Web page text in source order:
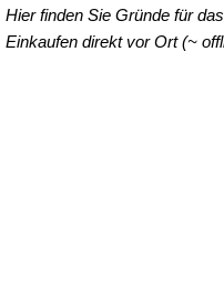
Hier finden Sie Gründe für
Einkaufen direkt vor Ort (~